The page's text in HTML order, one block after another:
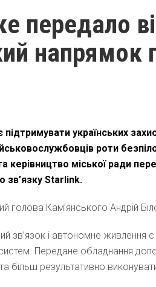
передало
напрямок
українських
роти
керівництво міської ради
зв’язку Starlink.
голова Кам’янського Андрій
зв’язок і автономне
систем. Передане обладнання
більш результативно